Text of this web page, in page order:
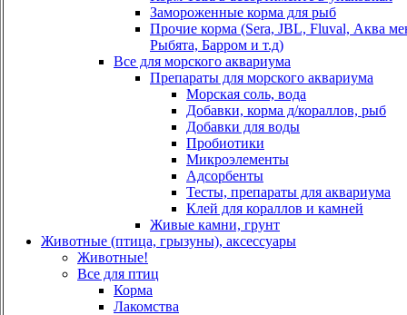
Замороженные корма для рыб
Прочие корма (Sera, JBL, Fluval, Аква
Рыбята, Барром и т.д)
Все для морского аквариума
Препараты для морского аквариума
Морская соль, вода
Добавки, корма д/кораллов, рыб
Добавки для воды
Пробиотики
Микроэлементы
Адсорбенты
Тесты, препараты для аквариума
Клей для кораллов и камней
Живые камни, грунт
Животные (птица, грызуны), аксессуары
Животные!
Все для птиц
Корма
Лакомства